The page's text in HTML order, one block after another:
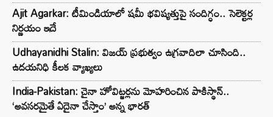
Ajit Agarkar: టీమిండియాలో షమీ భవిష్యత్తుపై సందిగ్ధం.. సెలెక్టర్ల
నిర్ణయం ఇదే
Udhayanidhi Stalin: విజయ్ ప్రభుత్వం ఉగ్రవాదిలా చూసింది..
ఉదయనిధి కీలక వ్యాఖ్యలు
India-Pakistan: చైనా హోవిట్జర్లను మోహరించిన పాకిస్థాన్..
‘అవసరమైతే ఏదైనా చేస్తాం’ అన్న భారత్